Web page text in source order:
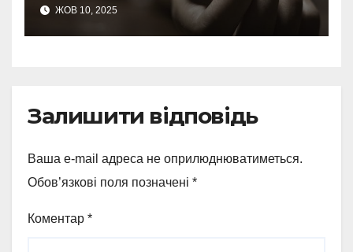
ЖОВ 10, 2025
Залишити відповідь
Ваша e-mail адреса не оприлюднюватиметься.
Обов’язкові поля позначені *
Коментар *